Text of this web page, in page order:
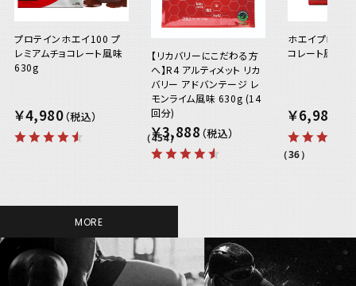
プロテインホエイ100 プ
レミアムチョコレート風味
630g
￥4,980
（454）
【リカバリーにこだわる方
へ】R4 アルティメット リカ
バリー アドバンテージ レ
モンライム風味 630g (14
回分)
￥3,888
（36）
ホエイプロテ
コレート風味
￥6,980
MORE